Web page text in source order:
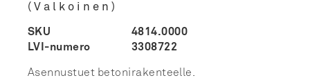
(Valkoinen)
SKU
4814.0000
LVI-numero
3308722
Asennustuet betonirakenteelle.